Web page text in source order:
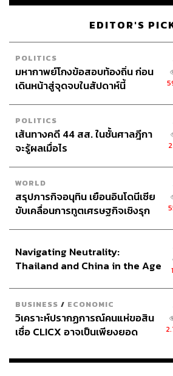
EDITOR'S
POLITICS
มหากาพย์โกงข้อสอบท้องถิ่น ก่อน
เดินหน้าสู่จุดจบในสัปดาห์นี้
POLITICS
เส้นทางคดี 44 สส. ในชั้นศาลฎีกา
จะรู้ผลเมื่อไร
WORLD
สรุปภารกิจอนุทิน เยือนอินโดนีเซีย
ขับเคลื่อนการทูตเศรษฐกิจเชิงรุก
Navigating Neutrality:
Thailand and China in the Age
BUSINESS / ECONOMIC
วิเคราะห์ปรากฏการณ์คนแห่ขอสิน
เชื่อ CLICX อาจเป็นเพียงยอด
เรือนไทยที่ถูกซุกไว้